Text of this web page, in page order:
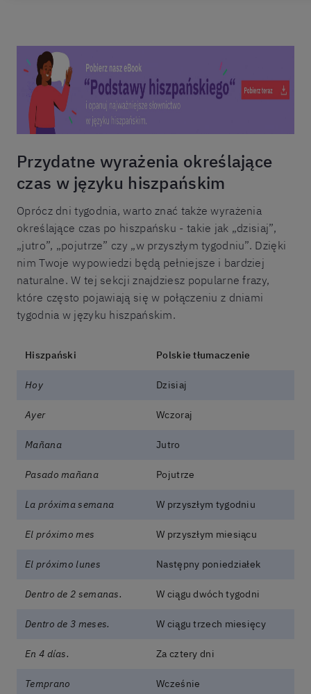
Przydatne wyrażenia określające
czas w języku hiszpańskim
Oprócz dni tygodnia, warto znać także wyrażenia
określające czas po hiszpańsku - takie jak „dzisiaj”,
„jutro”, „pojutrze” czy „w przyszłym tygodniu”. Dzięki
nim Twoje wypowiedzi będą pełniejsze i bardziej
naturalne. W tej sekcji znajdziesz popularne frazy,
które często pojawiają się w połączeniu z dniami
tygodnia w języku hiszpańskim.
Hiszpański Polskie tłumaczenie
Hoy Dzisiaj
Ayer Wczoraj
Mañana Jutro
Pasado mañana Pojutrze
La próxima semana W przyszłym tygodniu
El próximo mes W przyszłym miesiącu
El próximo lunes Następny poniedziałek
Dentro de 2 semanas. W ciągu dwóch tygodni
Dentro de 3 meses. W ciągu trzech miesięcy
En 4 días. Za cztery dni
Temprano Wcześnie